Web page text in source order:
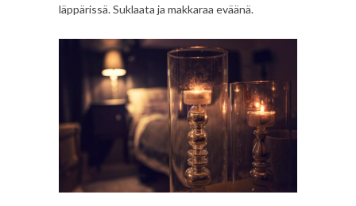
läppärissä. Suklaata ja makkaraa eväänä.